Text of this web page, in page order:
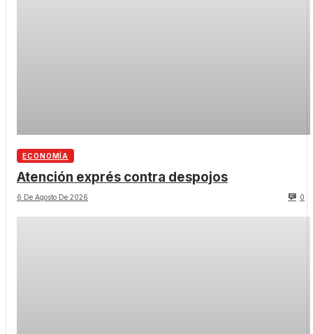
ECONOMÍA
Atención exprés contra despojos
6 De Agosto De 2026 0